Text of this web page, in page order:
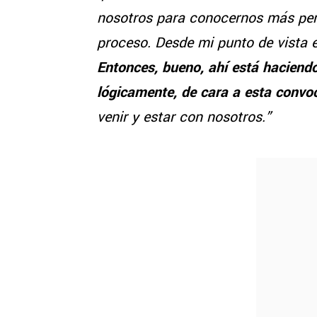
nosotros para conocernos más
proceso. Desde mi punto de vista
Entonces, bueno, ahí está
lógicamente, de cara a esta
venir y estar con nosotros.”